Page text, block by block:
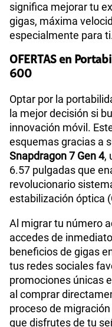
significa mejorar tu
gigas, máxima
especialmente para
OFERTAS en
600
Optar por la
la mejor decisión si
innovación móvil.
esquemas gracias a
Snapdragon 7 Gen 4,
6.57 pulgadas que
revolucionario
estabilización óptica
Al migrar tu número
accedes de
beneficios de gigas
tus redes sociales
promociones únicas
al comprar
proceso de
que disfrutes de tu